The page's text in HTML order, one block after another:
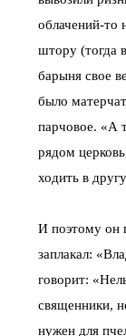
облачений-то
штору (тогда
барыня свое
было
парчовое. «А
рядом
ходить в
И поэтому он
заплакал:
говорит:
священники,
нужен для